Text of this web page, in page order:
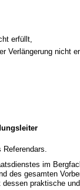
erfüllt,
Verlängerung nicht
Referendars.
im
des gesamten
dessen praktische